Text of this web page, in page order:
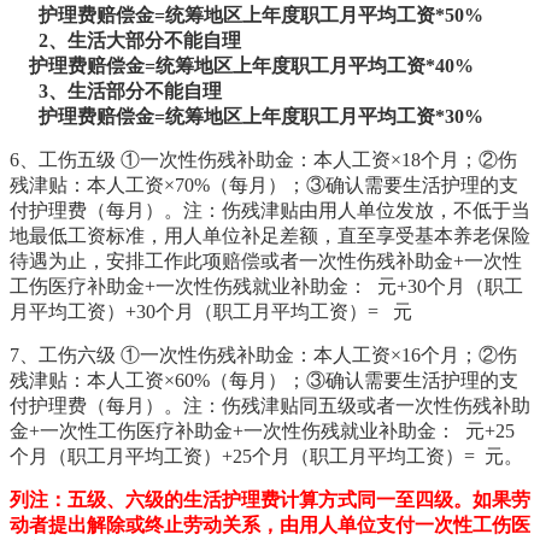
护理费赔偿金=统筹地区上年度职工月平均工资*50%
2、生活大部分不能自理
护理费赔偿金=统筹地区上年度职工月平均工资*40%
3、生活部分不能自理
护理费赔偿金=统筹地区上年度职工月平均工资*30%
6、工伤五级 ①一次性伤残补助金：本人工资×18个月；②伤
残津贴：本人工资×70% （每月）；③确认需要生活护理的支
付护理费（每月）。注：伤残津贴由用人单位发放，不低于当
地最低工资标准，用人单位补足差额，直至享受基本养老保险
待遇为止，安排工作此项赔偿或者一次性伤残补助金+一次性
工伤医疗补助金+一次性伤残就业补助金： 元+30个月（职工
月平均工资） +30个月（职工月平均工资） = 元
7、工伤六级 ①一次性伤残补助金：本人工资×16个月；②伤
残津贴：本人工资×60% （每月）；③确认需要生活护理的支
付护理费（每月）。注：伤残津贴同五级或者一次性伤残补助
金+一次性工伤医疗补助金+一次性伤残就业补助金： 元+25
个月（职工月平均工资） +25个月（职工月平均工资） = 元。
列注：五级、六级的生活护理费计算方式同一至四级。如果劳
动者提出解除或终止劳动关系，由用人单位支付一次性工伤医